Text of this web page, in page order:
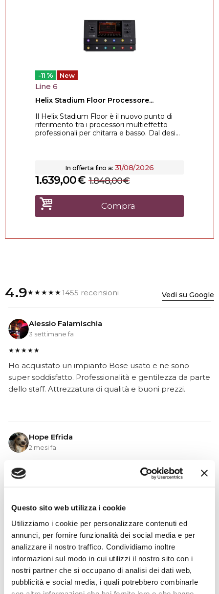
Questo sito web utilizza i cookie
Utilizziamo i cookie per personalizzare contenuti ed
annunci, per fornire funzionalità dei social media e per
analizzare il nostro traffico. Condividiamo inoltre
informazioni sul modo in cui utilizzi il nostro sito con i
nostri partner che si occupano di analisi dei dati web,
pubblicità e social media, i quali potrebbero combinarle
-11 % New
Line 6
Helix Stadium Floor Processore...
Il Helix Stadium Floor è il nuovo punto di
riferimento tra i processori multieffetto
professionali per chitarra e basso. Dal desi...
In offerta fino a: 31/08/2026
€
1.639,00 €
1.848,00
Compra
4.9★★★★★1455 recensioni Vedi su Google
Alessio Falamischia
3 settimane fa
★★★★★
Ho acquistato un impianto Bose usato e ne sono
super soddisfatto. Professionalità e gentilezza da parte
dello staff. Attrezzatura di qualità e buoni prezzi.
Hope Efrida
2 mesi fa
Ho acquistato un contrabbasso elettrico Stanzani, un
microfono professionale, amplificatore, cuffie, aste e
strumento è a dir poco meraviglioso e il resto dei
prodotti è di alto livello. I venditori son..
Simone Gasparoni
un mese fa